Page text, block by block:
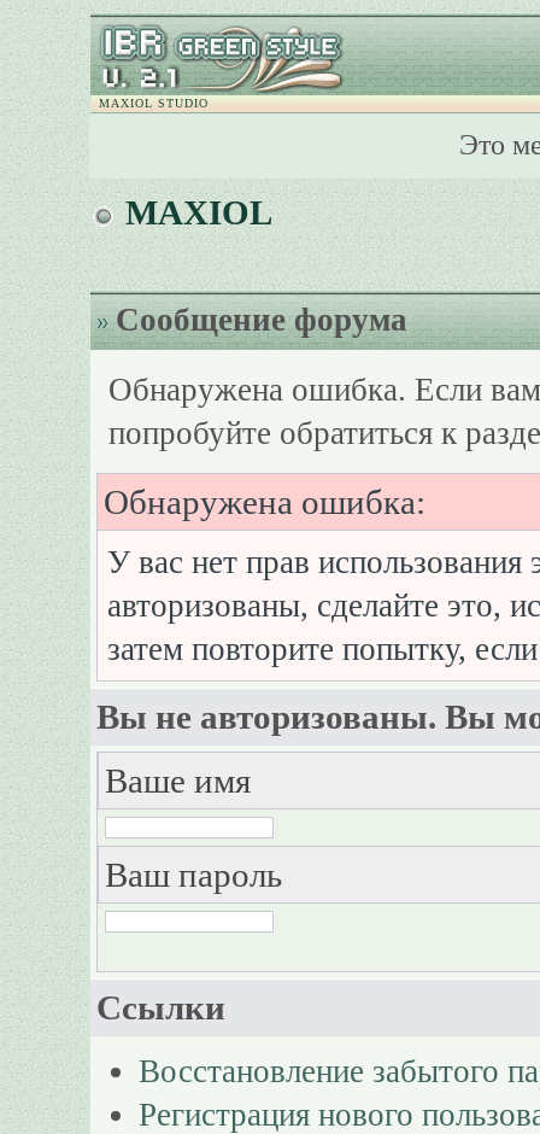
MAXIOL STUDIO
Это
MAXIOL
Сообщение форума
Обнаружена ошибка. Если
попробуйте обратиться к
Обнаружена ошибка:
У вас нет прав
авторизованы, сделайте это,
затем повторите попытку,
Вы не авторизованы. Вы
Ваше имя
Ваш пароль
Ссылки
Восстановление забытого
Регистрация нового